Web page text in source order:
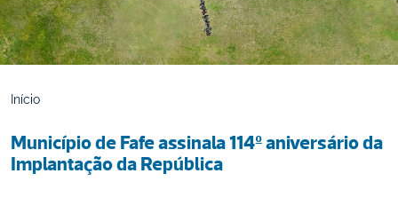
Início
Município de Fafe assinala 114º aniversário da
Implantação da República